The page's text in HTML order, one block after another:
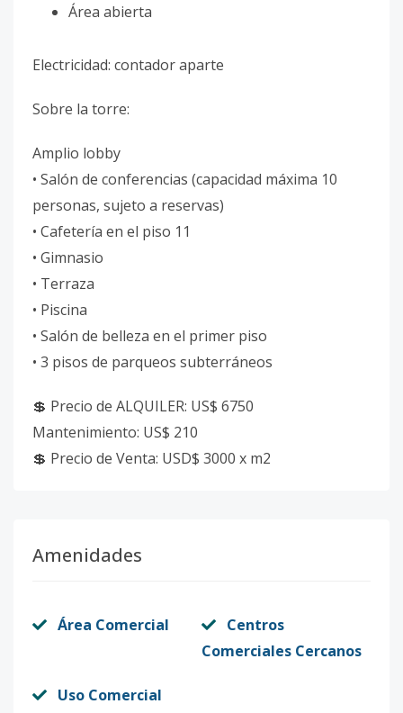
Área abierta
Electricidad: contador aparte
Sobre la torre:
Amplio lobby
• Salón de conferencias (capacidad máxima 10
personas, sujeto a reservas)
• Cafetería en el piso 11
• Gimnasio
• Terraza
• Piscina
• Salón de belleza en el primer piso
• 3 pisos de parqueos subterráneos
💲 Precio de ALQUILER: US$ 6750
Mantenimiento: US$ 210
💲 Precio de Venta: USD$ 3000 x m2
Amenidades
Área Comercial
Centros
Comerciales Cercanos
Uso Comercial